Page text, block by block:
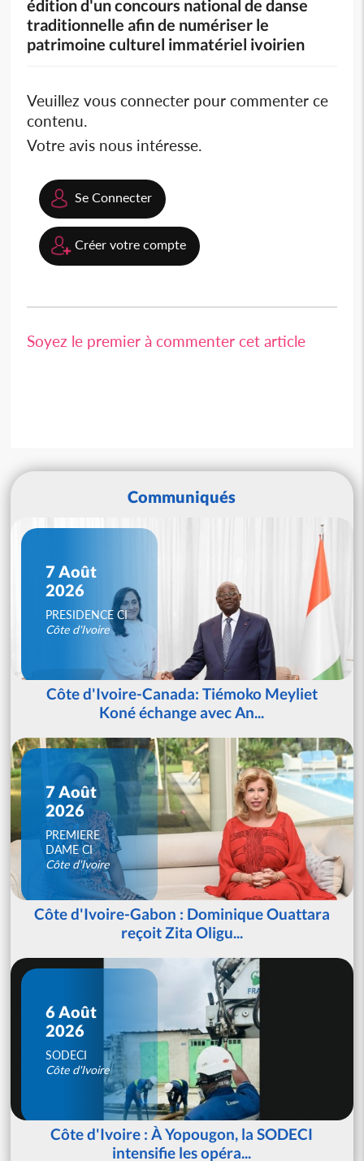
édition d'un concours national de danse
traditionnelle afin de numériser le
patrimoine culturel immatériel ivoirien
Veuillez vous connecter pour commenter ce
contenu.
Votre avis nous intéresse.
Se Connecter
Créer votre compte
Soyez le premier à commenter cet article
Communiqués
7 Août
2026
PRESIDENCE CI
Côte d'Ivoire
Côte d'Ivoire-Canada: Tiémoko Meyliet
Koné échange avec An...
7 Août
2026
PREMIERE
DAME CI
Côte d'Ivoire
Côte d'Ivoire-Gabon : Dominique Ouattara
reçoit Zita Oligu...
6 Août
2026
SODECI
Côte d'Ivoire
Côte d'Ivoire : À Yopougon, la SODECI
intensifie les opéra...